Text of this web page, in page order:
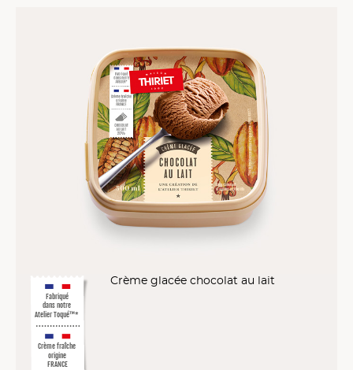
Fabriqué
dans notre
Atelier Toqué™*
Crème fraîche
origine
FRANCE
Crème glacée chocolat au lait